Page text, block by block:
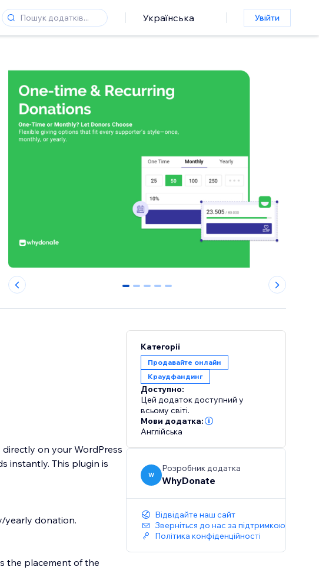
Українська Увійти
0 1 2 3 4
on your WordPress
instantly. This plugin is
yearly donation.
the placement of the
Категорії
Продавайте онлайн
Краудфандинг
Доступно:
Цей додаток доступний у
всьому світі.
Мови додатка:
Англійська
W
Розробник додатка
WhyDonate
Відвідайте наш сайт
Зверніться до нас за підтримкою
Політика конфіденційності